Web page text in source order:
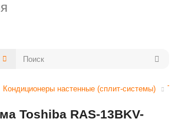
Кондиционеры настенные (сплит-системы)
Toshiba RAS-13BKV-